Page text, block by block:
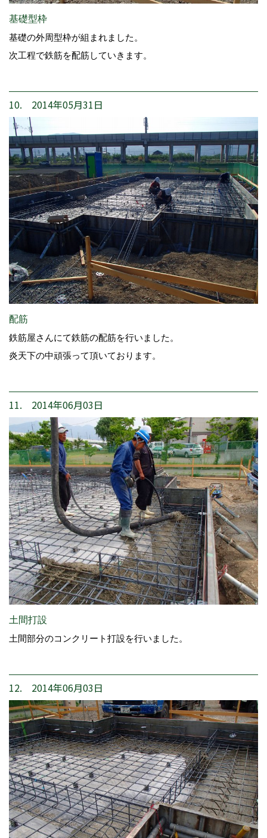
基礎型枠
基礎の外周型枠が組まれました。
次工程で鉄筋を配筋していきます。
10. 2014年05月31日
配筋
鉄筋屋さんにて鉄筋の配筋を行いました。
炎天下の中頑張って頂いております。
11. 2014年06月03日
土間打設
土間部分のコンクリート打設を行いました。
12. 2014年06月03日